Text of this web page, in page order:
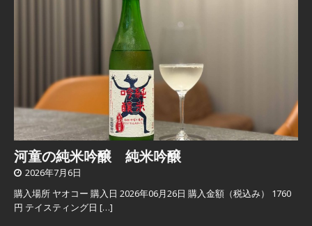
河童の純米吟醸 純米吟醸
2026年7月6日
購入場所 ヤオコー 購入日 2026年06月26日 購入金額（税込み） 1760
円 テイスティング日 […]